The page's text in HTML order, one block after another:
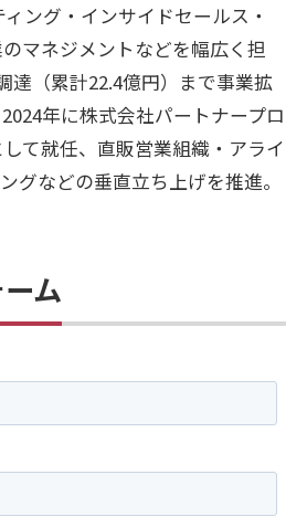
ング・インサイドセールス・
マネジメントなどを幅広く担
達（累計22.4億円）まで事業拡
年に株式会社パートナープロ
て就任、直販営業組織・アライ
グなどの垂直立ち上げを推進。
ム